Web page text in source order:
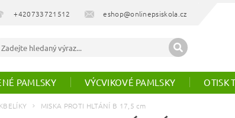
+420733721512 eshop@onlinepsiskola.cz
PAMLSKY VÝCVIKOVÉ PAMLSKY OTISK
MISKA PROTI HLTÁNÍ B 17,5 cm